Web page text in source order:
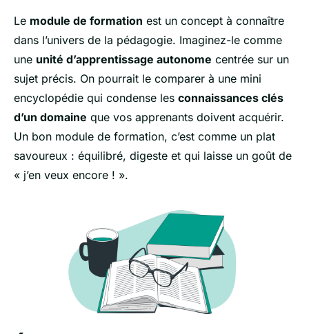
Le module de formation est un concept à connaître
dans l’univers de la pédagogie. Imaginez-le comme
une unité d’apprentissage autonome centrée sur un
sujet précis. On pourrait le comparer à une mini
encyclopédie qui condense les connaissances clés
d’un domaine que vos apprenants doivent acquérir.
Un bon module de formation, c’est comme un plat
savoureux : équilibré, digeste et qui laisse un goût de
« j’en veux encore ! ».